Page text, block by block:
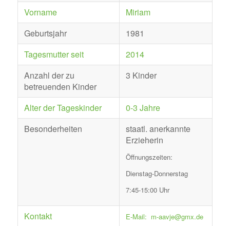
Vorname
Miriam
Geburtsjahr
1981
Tagesmutter seit
2014
Anzahl der zu
betreuenden Kinder
3 Kinder
Alter der Tageskinder
0-3 Jahre
Besonderheiten
staatl. anerkannte
Erzieherin
Öffnungszeiten:
Dienstag-Donnerstag
7:45-15:00 Uhr
Kontakt E-Mail: m-aavje@gmx.de